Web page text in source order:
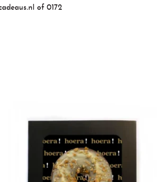
of 0172